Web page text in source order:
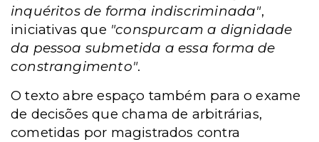
inquéritos de forma indiscriminada",
iniciativas que "conspurcam a dignidade
da pessoa submetida a essa forma de
constrangimento".
O texto abre espaço também para o exame
de decisões que chama de arbitrárias,
cometidas por magistrados contra